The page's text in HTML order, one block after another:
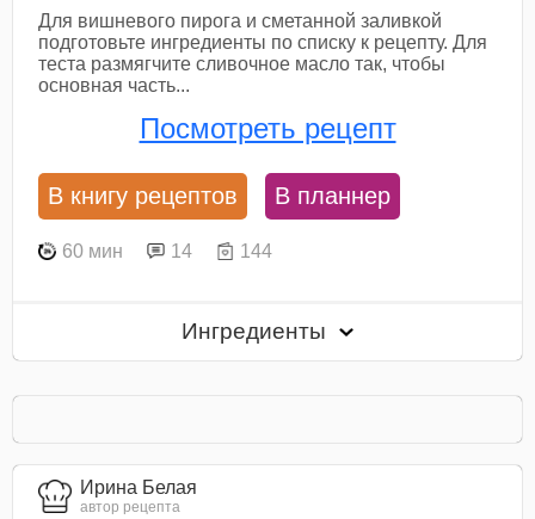
Для вишневого пирога и сметанной заливкой
подготовьте ингредиенты по списку к рецепту. Для
теста размягчите сливочное масло так, чтобы
основная часть...
Посмотреть рецепт
В книгу рецептов В планнер
60 мин 14 144
Ингредиенты
Ирина Белая
автор рецепта